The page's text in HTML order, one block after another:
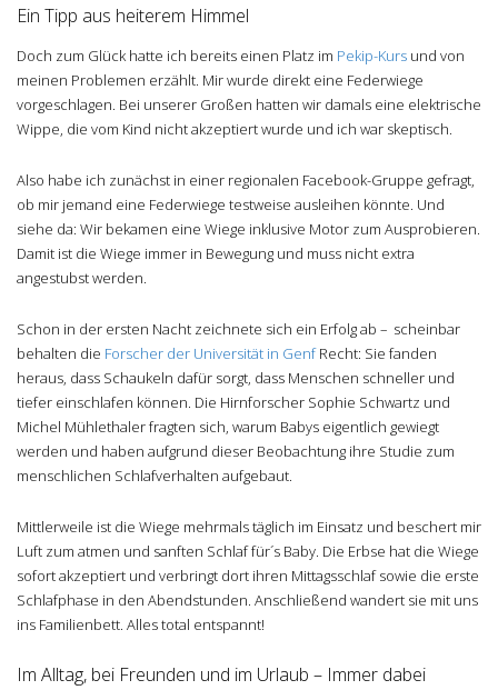
Ein Tipp aus heiterem Himmel
Doch zum Glück hatte ich bereits einen Platz im Pekip-Kurs und von
meinen Problemen erzählt. Mir wurde direkt eine Federwiege
vorgeschlagen. Bei unserer Großen hatten wir damals eine elektrische
Wippe, die vom Kind nicht akzeptiert wurde und ich war skeptisch.
Also habe ich zunächst in einer regionalen Facebook-Gruppe gefragt,
ob mir jemand eine Federwiege testweise ausleihen könnte. Und
siehe da: Wir bekamen eine Wiege inklusive Motor zum Ausprobieren.
Damit ist die Wiege immer in Bewegung und muss nicht extra
angestubst werden.
Schon in der ersten Nacht zeichnete sich ein Erfolg ab – scheinbar
behalten die Forscher der Universität in GenfRecht: Sie fanden
heraus, dass Schaukeln dafür sorgt, dass Menschen schneller und
tiefer einschlafen können. Die Hirnforscher Sophie Schwartz und
Michel Mühlethaler fragten sich, warum Babys eigentlich gewiegt
werden und haben aufgrund dieser Beobachtung ihre Studie zum
menschlichen Schlafverhalten aufgebaut.
Mittlerweile ist die Wiege mehrmals täglich im Einsatz und beschert mir
Luft zum atmen und sanften Schlaf für´s Baby. Die Erbse hat die Wiege
sofort akzeptiert und verbringt dort ihren Mittagsschlaf sowie die erste
Schlafphase in den Abendstunden. Anschließend wandert sie mit uns
ins Familienbett. Alles total entspannt!
Im Alltag, bei Freunden und im Urlaub – Immer dabei